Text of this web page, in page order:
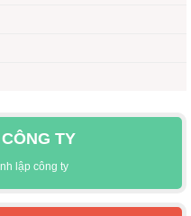
TY
lập công ty